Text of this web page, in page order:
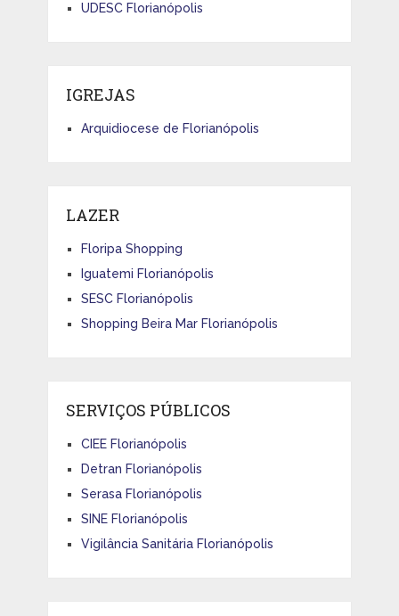
UDESC Florianópolis
IGREJAS
Arquidiocese de Florianópolis
LAZER
Floripa Shopping
Iguatemi Florianópolis
SESC Florianópolis
Shopping Beira Mar Florianópolis
SERVIÇOS PÚBLICOS
CIEE Florianópolis
Detran Florianópolis
Serasa Florianópolis
SINE Florianópolis
Vigilância Sanitária Florianópolis